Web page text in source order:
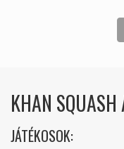
KHAN
JÁTÉKOSOK: